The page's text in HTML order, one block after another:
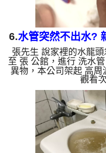
6.水管突然不出水?
張先生 說家裡的水龍
至 張 公館，進行 洗水
異物，本公司架起 高
水 至管路裡面，等了約
動 脈衝波 模式，一開
少塊狀鐵鏽，如下圖片
水量恢復正常了!! 如是
鐵鏽跟泥沙堆積，洗出
含有氧化錳，管壁上會
跟石油一樣黑，有些洗
的物質
觀看